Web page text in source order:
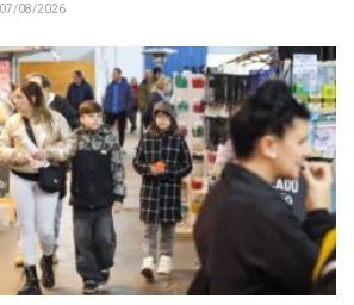
07/08/2026